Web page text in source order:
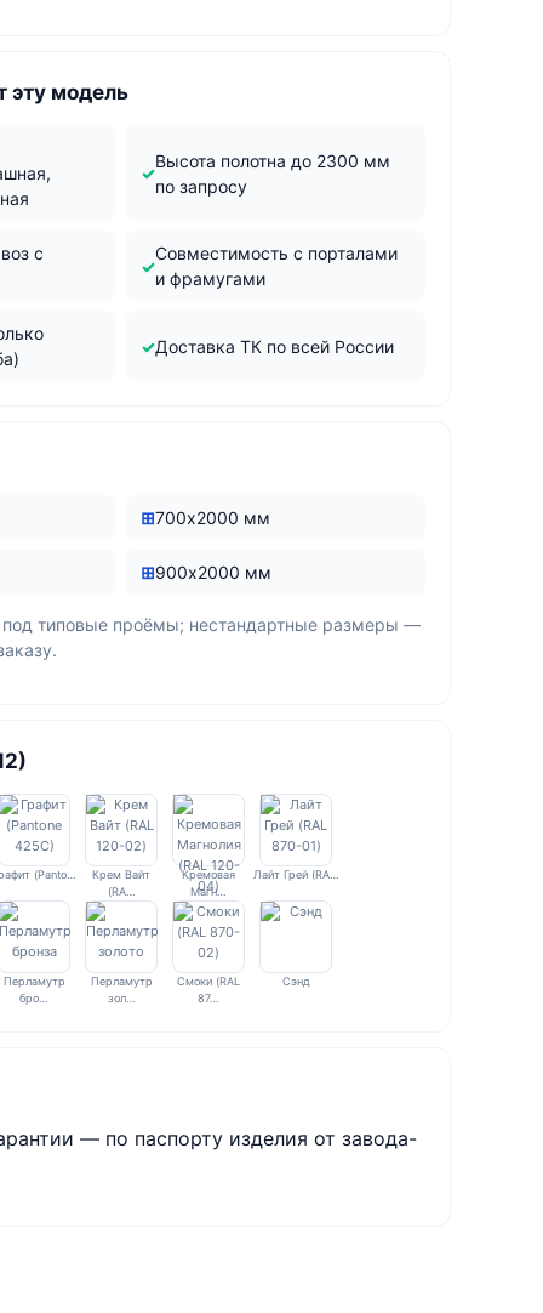
эту модель
Высота полотна до 2300 мм
по запросу
с
Совместимость с порталами
и фрамугами
Доставка ТК по всей России
700х2000 мм
900х2000 мм
под типовые проёмы; нестандартные размеры —
(Panto…
Крем Вайт
(RA…
Кремовая
Магн…
Лайт Грей (RA…
Перламутр
бро…
Перламутр
зол…
Смоки (RAL
87…
Сэнд
— по паспорту изделия от завода-